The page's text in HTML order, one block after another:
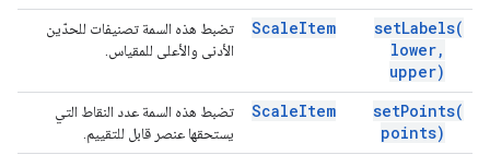
setLabels(
lower,
upper)
ScaleItem
تضبط هذه السمة تصنيفات للحدّين
الأدنى والأعلى للمقياس.
setPoints(
points)
ScaleItem
تضبط هذه السمة عدد النقاط التي
يستحقها عنصر قابل للتقييم.